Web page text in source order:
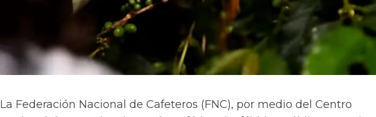
La Federación Nacional de Cafeteros (FNC), por medio del Centro